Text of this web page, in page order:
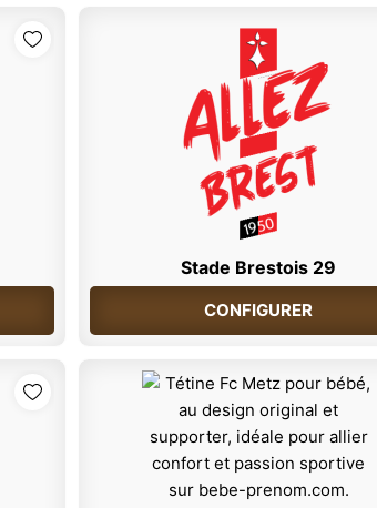
Stade Brestois 29
CONFIGURER